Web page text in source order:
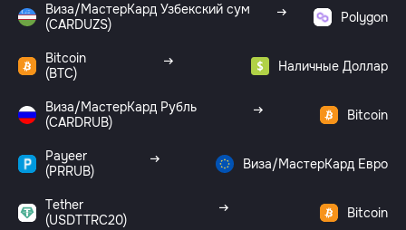
Виза/МастерКард Узбекский сум
(CARDUZS)
Polygon
Bitcoin
(BTC)
Наличные Доллар
Виза/МастерКард Рубль
(CARDRUB)
Bitcoin
Payeer
(PRRUB)
Виза/МастерКард Евро
Tether
(USDTTRC20)
Bitcoin